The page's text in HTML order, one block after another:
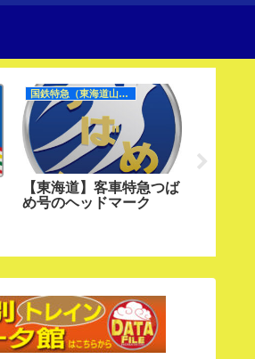
国鉄特急（東海道山陽）
【東海道】客車特急つば
め号のヘッドマーク